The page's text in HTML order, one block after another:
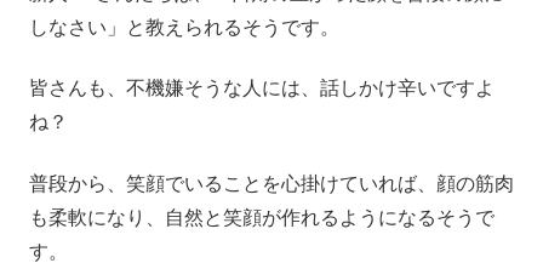
しなさい」と教えられるそうです。
皆さんも、不機嫌そうな人には、話しかけ辛いですよ
ね？
普段から、笑顔でいることを心掛けていれば、顔の筋肉
も柔軟になり、自然と笑顔が作れるようになるそうで
す。